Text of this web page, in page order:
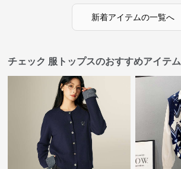
新着アイテムの一覧へ
チェック 服トップスのおすすめアイテム